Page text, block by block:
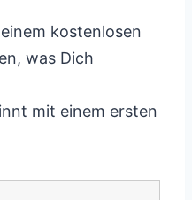
kostenlosen
was Dich
mit einem ersten